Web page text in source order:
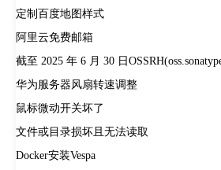
定制百度地图样式
阿里云免费邮箱
截至 2025 年 6 月 30 日
华为服务器风扇转速调整
鼠标微动开关坏了
文件或目录损坏且无法读取
Docker安装Vespa